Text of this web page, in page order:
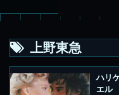
上野東急
ハリ
エル